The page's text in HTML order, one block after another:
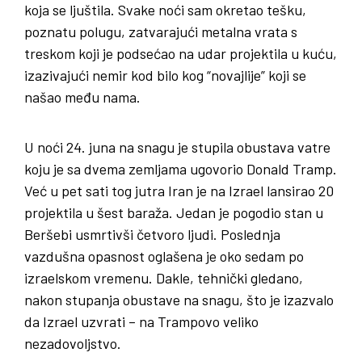
koja se ljuštila. Svake noći sam okretao tešku,
poznatu polugu, zatvarajući metalna vrata s
treskom koji je podsećao na udar projektila u kuću,
izazivajući nemir kod bilo kog “novajlije” koji se
našao među nama.
U noći 24. juna na snagu je stupila obustava vatre
koju je sa dvema zemljama ugovorio Donald Tramp.
Već u pet sati tog jutra Iran je na Izrael lansirao 20
projektila u šest baraža. Jedan je pogodio stan u
Beršebi usmrtivši četvoro ljudi. Poslednja
vazdušna opasnost oglašena je oko sedam po
izraelskom vremenu. Dakle, tehnički gledano,
nakon stupanja obustave na snagu, što je izazvalo
da Izrael uzvrati – na Trampovo veliko
nezadovoljstvo.